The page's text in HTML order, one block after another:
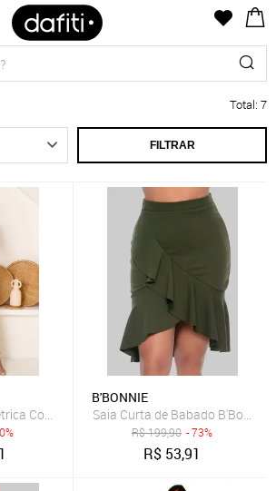
Total: 7
FILTRAR
Com Bolsos B’Bonnie Úrsula Floral Laranja
B'BONNIE
Saia Curta de Babado B'Bonnie
R$199,90 - 73%
R$ 53,91